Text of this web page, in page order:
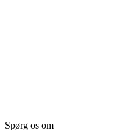
Spørg os om